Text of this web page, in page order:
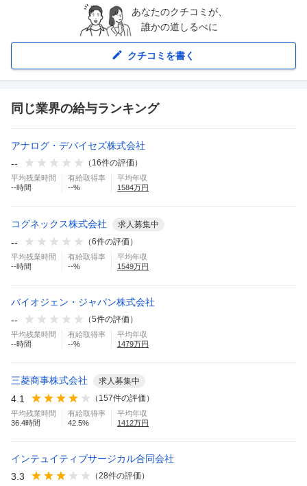
あなたのクチコミが、
誰かの道しるべに
クチコミを書く
同じ業界の給与ランキング
アナログ・デバイセズ株式会社
--
（ 16件の評価）
平均残業時間
--時間
有給取得率
--%
平均年収
1584万円
コグネックス株式会社 求人募集中
-- （6件の評価）
平均残業時間
--時間
有給取得率
--%
平均年収
1549万円
バイオジェン・ジャパン株式会社
--
（5件の評価）
平均残業時間
--時間
有給取得率
--%
平均年収
1479万円
三菱商事株式会社 求人募集中
4.1 （ 157件の評価）
平均残業時間
36.4時間
有給取得率
42.5%
平均年収
1412万円
インテュイティブサージカル合同会社
3.3
（28件の評価）